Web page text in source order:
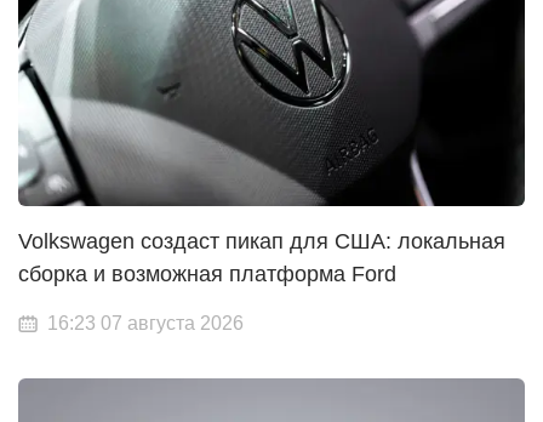
Volkswagen создаст пикап для США: локальная
сборка и возможная платформа Ford
16:23 07 августа 2026